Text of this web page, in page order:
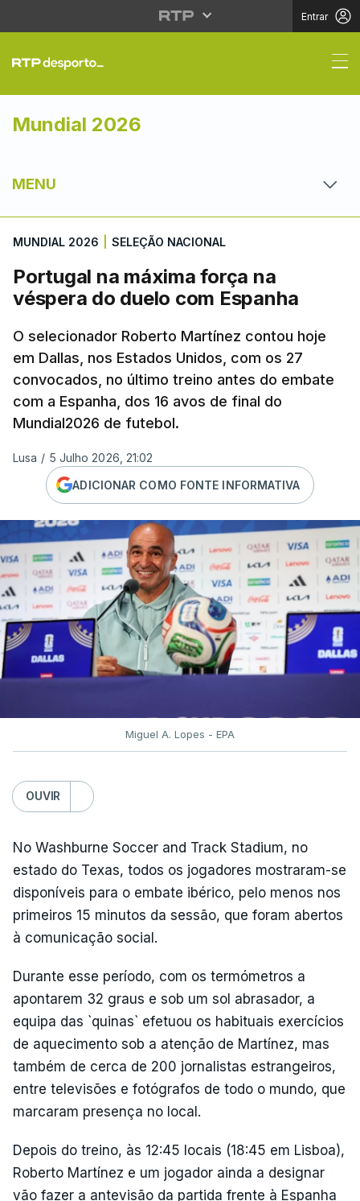
Entrar
Portugal na máxima
Mundial 2026
MENU
MUNDIAL 2026 SELEÇÃO NACIONAL
Portugal na máxima força na
véspera do duelo com Espanha
O selecionador Roberto Martínez contou hoje
em Dallas, nos Estados Unidos, com os 27
convocados, no último treino antes do embate
com a Espanha, dos 16 avos de final do
Mundial2026 de futebol.
Lusa / 5 Julho 2026, 21:02
ADICIONAR COMO FONTE INFORMATIVA
Miguel A. Lopes - EPA
OUVIR
No Washburne Soccer and Track Stadium, no
estado do Texas, todos os jogadores mostraram-se
disponíveis para o embate ibérico, pelo menos nos
primeiros 15 minutos da sessão, que foram abertos
à comunicação social.
Durante esse período, com os termómetros a
apontarem 32 graus e sob um sol abrasador, a
equipa das `quinas` efetuou os habituais exercícios
de aquecimento sob a atenção de Martínez, mas
também de cerca de 200 jornalistas estrangeiros,
entre televisões e fotógrafos de todo o mundo, que
marcaram presença no local.
Depois do treino, às 12:45 locais (18:45 em Lisboa),
Roberto Martínez e um jogador ainda a designar
vão fazer a antevisão da partida frente à Espanha